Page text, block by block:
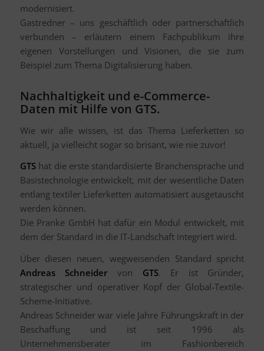
modernisiert.
Gastredner – uns geschäftlich oder partnerschaftlich
verbunden – erläutern einem Fachpublikum ihre
eigenen Vorstellungen und Visionen, die sie zum
Beispiel zum Thema Digitalisierung haben.
Nachhaltigkeit und e-Commerce-
Daten mit Hilfe von GTS.
Wie wir alle wissen, ist das Thema Lieferketten so
aktuell, ja vielleicht sogar so brisant, wie nie zuvor!
GTS hat die erste standardisierte Branchensprache und
Basistechnologie entwickelt, mit der wesentliche Daten
entlang textiler Lieferketten automatisiert ausgetauscht
werden können.
Die Pranke GmbH hat dafür ein Modul entwickelt, mit
dem der Standard in die IT-Landschaft integriert wird.
Über diesen neuen, wegweisenden Standard spricht
Andreas Schneider von GTS. Er ist Gründer,
strategischer und operativer Kopf der Global-Textile-
Scheme-Initiative.
Andreas Schneider war viele Jahre Führungskraft in der
Beschaffung und ist seit 1996 als
Unternehmensberater im Fashionbereich